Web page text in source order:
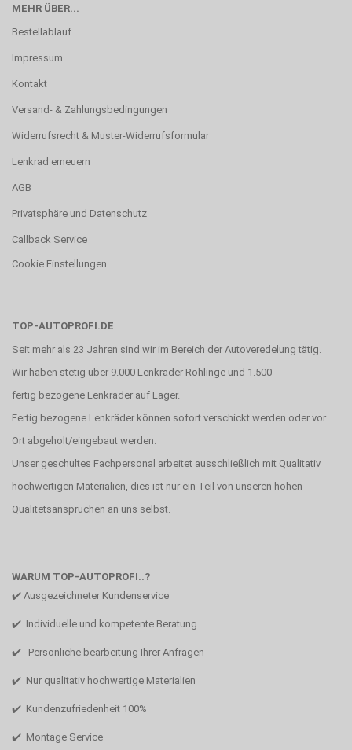
MEHR ÜBER...
Bestellablauf
Impressum
Kontakt
Versand- & Zahlungsbedingungen
Widerrufsrecht & Muster-Widerrufsformular
Lenkrad erneuern
AGB
Privatsphäre und Datenschutz
Callback Service
Cookie Einstellungen
TOP-AUTOPROFI.DE
Seit mehr als 23 Jahren sind wir im Bereich der Autoveredelung tätig.
Wir haben stetig über 9.000 Lenkräder Rohlinge und 1.500
fertig bezogene Lenkräder auf Lager.
Fertig bezogene Lenkräder können sofort verschickt werden oder vor
Ort abgeholt/eingebaut werden.
Unser geschultes Fachpersonal arbeitet ausschließlich mit Qualitativ
hochwertigen Materialien, dies ist nur ein Teil von unseren hohen
Qualitetsansprüchen an uns selbst.
WARUM TOP-AUTOPROFI..?
✔️ Ausgezeichneter Kundenservice
✔️ Individuelle und kompetente Beratung
✔️ Persönliche bearbeitung Ihrer Anfragen
✔️ Nur qualitativ hochwertige Materialien
✔️ Kundenzufriedenheit 100%
✔️ Montage Service